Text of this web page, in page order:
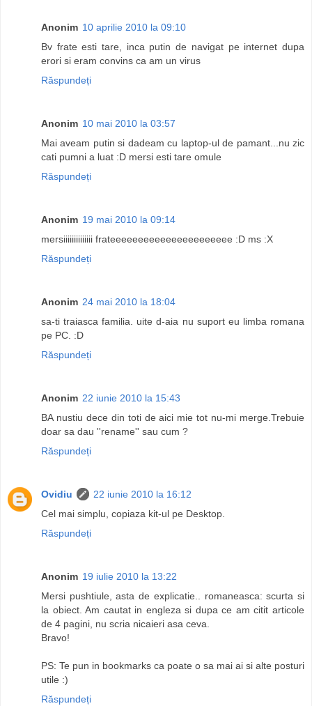
Anonim 10 aprilie 2010 la 09:10
Bv frate esti tare, inca putin de navigat pe internet dupa
erori si eram convins ca am un virus
Răspundeți
Anonim 10 mai 2010 la 03:57
Mai aveam putin si dadeam cu laptop-ul de pamant...nu zic
cati pumni a luat :D mersi esti tare omule
Răspundeți
Anonim 19 mai 2010 la 09:14
mersiiiiiiiiiiiiii frateeeeeeeeeeeeeeeeeeeeee :D ms :X
Răspundeți
Anonim 24 mai 2010 la 18:04
sa-ti traiasca familia. uite d-aia nu suport eu limba romana
pe PC. :D
Răspundeți
Anonim 22 iunie 2010 la 15:43
BA nustiu dece din toti de aici mie tot nu-mi merge.Trebuie
doar sa dau ''rename'' sau cum ?
Răspundeți
Ovidiu
22 iunie 2010 la 16:12
Cel mai simplu, copiaza kit-ul pe Desktop.
Răspundeți
Anonim 19 iulie 2010 la 13:22
Mersi pushtiule, asta de explicatie.. romaneasca: scurta si
la obiect. Am cautat in engleza si dupa ce am citit articole
de 4 pagini, nu scria nicaieri asa ceva.
Bravo!
PS: Te pun in bookmarks ca poate o sa mai ai si alte posturi
utile :)
Răspundeți